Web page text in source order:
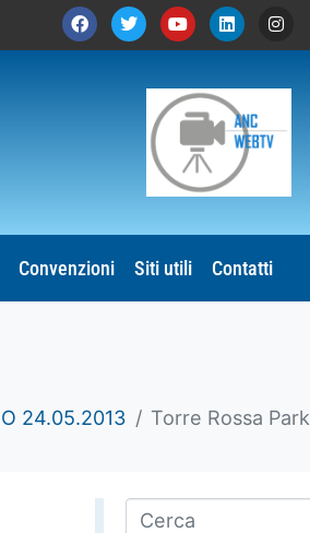
Convenzioni Siti utili Contatti
24.05.2013 Torre Rossa Park